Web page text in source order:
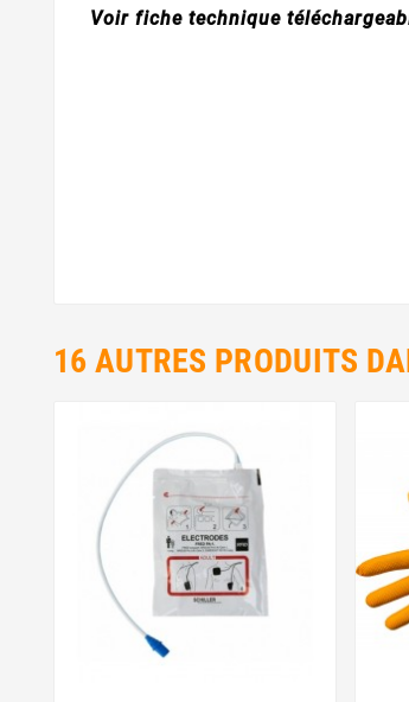
Voir fiche technique
16 AUTRES PRODUITS